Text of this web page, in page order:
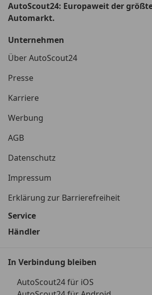
AutoScout24: Europaweit der
Automarkt.
Unternehmen
Über AutoScout24
Presse
Karriere
Werbung
AGB
Datenschutz
Impressum
Erklärung zur Barrierefreiheit
Service
Händler
In Verbindung bleiben
AutoScout24 für iOS